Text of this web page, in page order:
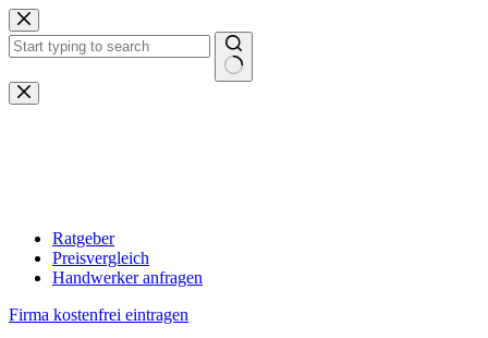
Zum
Inhalt
springen
Keine
Ergebnisse
Ratgeber
Preisvergleich
Handwerker anfragen
Firma kostenfrei eintragen